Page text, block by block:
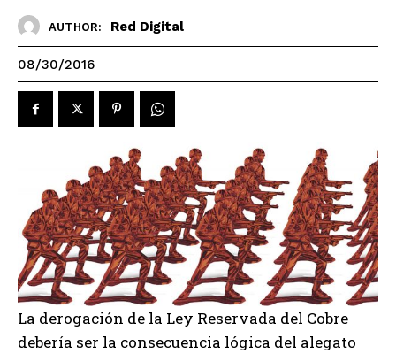
AUTHOR: Red Digital
08/30/2016
La derogación de la Ley Reservada del Cobre
debería ser la consecuencia lógica del alegato